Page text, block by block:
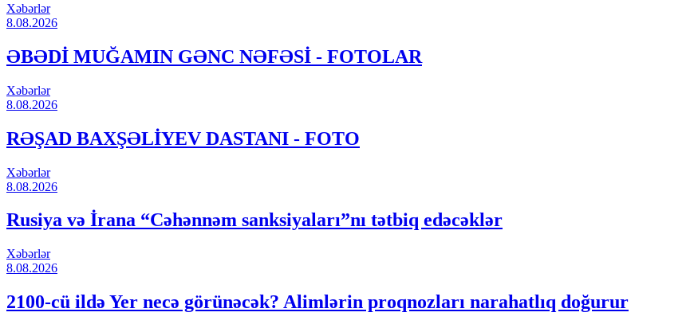
Xəbərlər
8.08.2026
ƏBƏDİ MUĞAMIN GƏNC NƏFƏSİ - FOTOLAR
Xəbərlər
8.08.2026
RƏŞAD BAXŞƏLİYEV DASTANI - FOTO
Xəbərlər
8.08.2026
Rusiya və İrana “Cəhənnəm sanksiyaları”nı tətbiq edəcəklər
Xəbərlər
8.08.2026
2100-cü ildə Yer necə görünəcək? Alimlərin proqnozları narahatlıq doğurur